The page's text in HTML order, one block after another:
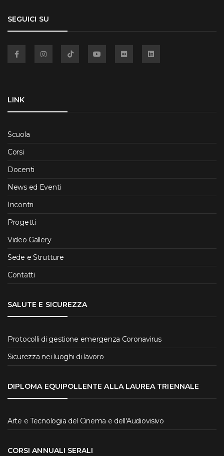
SEGUICI SU
LINK
Scuola
Corsi
Docenti
News ed Eventi
Incontri
Progetti
Video Gallery
Sede e Strutture
Contatti
SALUTE E SICUREZZA
Protocolli di gestione emergenza Coronavirus
Sicurezza nei luoghi di lavoro
DIPLOMA EQUIPOLLENTE ALLA LAUREA TRIENNALE
Arte e Tecnologia del Cinema e dell'Audiovisivo
CORSI ANNUALI SERALI